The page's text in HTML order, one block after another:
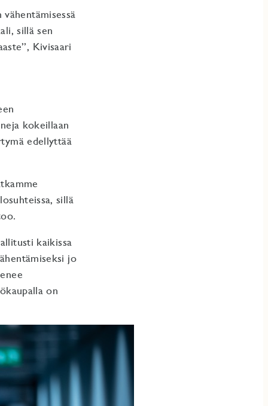
sillä sen
Kivisaari
kokeillaan
edellyttää
sillä
kaikissa
jo
on